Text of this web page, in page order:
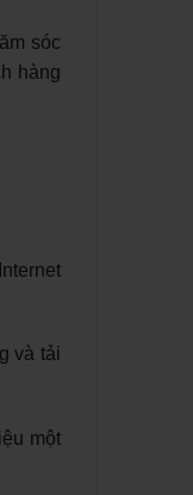
sóc
hàng
và tải
một